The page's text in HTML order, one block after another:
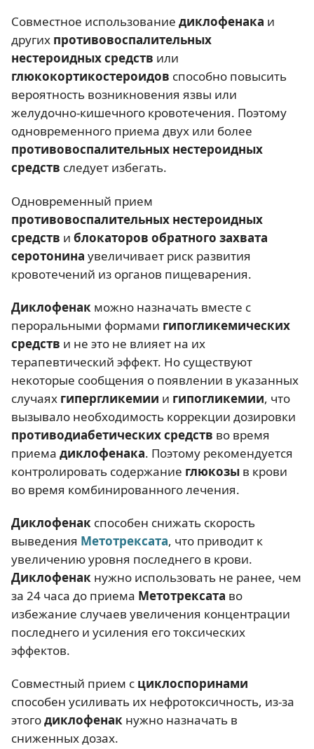
Совместное использование диклофенака и
других противовоспалительных
нестероидных средств или
глюкокортикостероидов способно повысить
вероятность возникновения язвы или
желудочно-кишечного кровотечения. Поэтому
одновременного приема двух или более
противовоспалительных нестероидных
средств следует избегать.
Одновременный прием
противовоспалительных нестероидных
средств и блокаторов обратного захвата
серотонина увеличивает риск развития
кровотечений из органов пищеварения.
Диклофенак можно назначать вместе с
пероральными формами гипогликемических
средств и не это не влияет на их
терапевтический эффект. Но существуют
некоторые сообщения о появлении в указанных
случаях гипергликемии и гипогликемии, что
вызывало необходимость коррекции дозировки
противодиабетических средств во время
приема диклофенака. Поэтому рекомендуется
контролировать содержание глюкозы в крови
во время комбинированного лечения.
Диклофенак способен снижать скорость
выведения Метотрексата, что приводит к
увеличению уровня последнего в крови.
Диклофенак нужно использовать не ранее, чем
за 24 часа до приема Метотрексата во
избежание случаев увеличения концентрации
последнего и усиления его токсических
эффектов.
Совместный прием с циклоспоринами
способен усиливать их нефротоксичность, из-за
этогодиклофенак нужно назначать в
сниженных дозах.